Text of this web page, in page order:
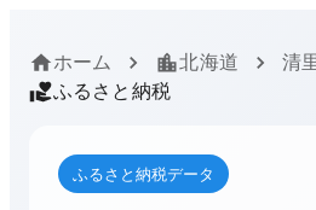
ホーム 北海道
清
ふるさと納税
ふるさと納税データ